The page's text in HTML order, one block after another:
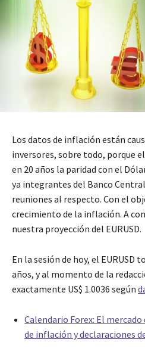
Los datos de inflación están
inversores, sobre todo, porque
en 20 años la paridad con el
ya integrantes del Banco
reuniones al respecto. Con el
crecimiento de la inflación. A
nuestra proyección del EURUSD.
En la sesión de hoy, el EURUSD
años, y al momento de la
exactamente US$ 1.0036 según
Calendario Forex: El
de inflación y declaraciones